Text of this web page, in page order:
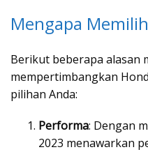
Mengapa
Berikut beberapa alasan
mempertimbangkan
pilihan Anda:
Performa: Dengan
2023 menawarkan